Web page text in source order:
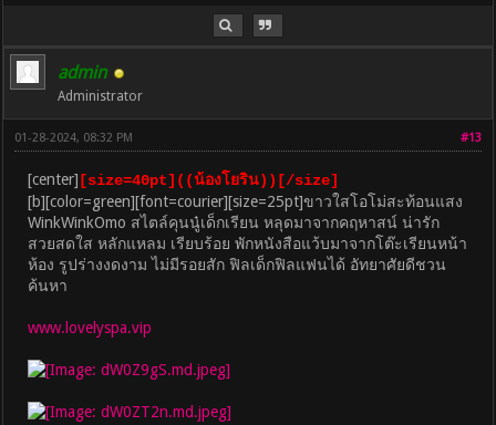
admin
Administrator
#13
01-28-2024, 08:32 PM
[center] [size=40pt]((น้องโยริน))[/size]
[b][color=green][font=courier][size=25pt]ขาวใสโอโม่สะท้อนแสง
WinkWinkOmo สไตล์คุนนู๋เด็กเรียน หลุดมาจากคฤหาสน์ น่ารัก
สวยสดใส หลักแหลม เรียบร้อย พักหนังสือแว้บมาจากโต๊ะเรียนหน้า
ห้อง รูปร่างงดงาม ไม่มีรอยสัก ฟิลเด็กฟิลแฟนได้ อัทยาศัยดีชวน
ค้นหา
www.lovelyspa.vip